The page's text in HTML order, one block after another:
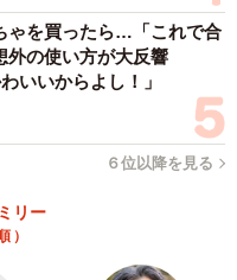
ゃを買ったら…「これで合
外の使い方が大反響
いいからよし！」
６位以降を見る
リー
）